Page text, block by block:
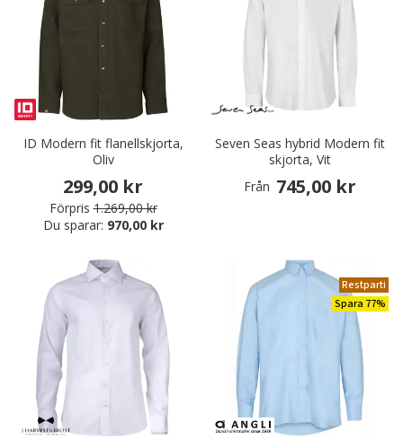
ID Modern fit flanellskjorta,
Oliv
299,00 kr
Förpris 1.269,00 kr
Du sparar: 970,00 kr
Seven Seas hybrid Modern fit
skjorta, Vit
Från 745,00 kr
Restparti
Spara 77%